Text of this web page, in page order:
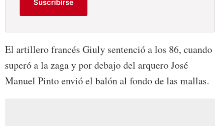
Suscribirse
El artillero francés Giuly sentenció a los 86, cuando
superó a la zaga y por debajo del arquero José
Manuel Pinto envió el balón al fondo de las mallas.